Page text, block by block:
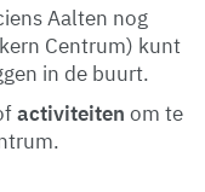
Aalten nog
Centrum) kunt
in de buurt.
activiteiten om te